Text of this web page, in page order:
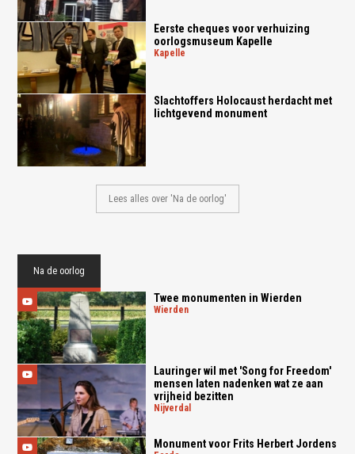
Eerste cheques voor verhuizing
oorlogsmuseum Kapelle
kapelle
Slachtoffers Holocaust herdacht met
lichtgevend monument
Lees alles over 'Na de oorlog'
Na de oorlog
Twee monumenten in Wierden
wierden
Lauringer wil met 'Song for Freedom'
mensen laten nadenken wat ze aan
vrijheid bezitten
nijverdal
Monument voor Frits Herbert Jordens